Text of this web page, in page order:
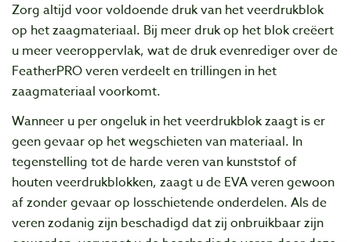
Zorg altijd voor voldoende druk van het veerdrukblok
op het zaagmateriaal. Bij meer druk op het blok creëert
u meer veeroppervlak, wat de druk evenrediger over de
FeatherPRO veren verdeelt en trillingen in het
zaagmateriaal voorkomt.
Wanneer u per ongeluk in het veerdrukblok zaagt is er
geen gevaar op het wegschieten van materiaal. In
tegenstelling tot de harde veren van kunststof of
houten veerdrukblokken, zaagt u de EVA veren gewoon
af zonder gevaar op losschietende onderdelen. Als de
veren zodanig zijn beschadigd dat zij onbruikbaar zijn